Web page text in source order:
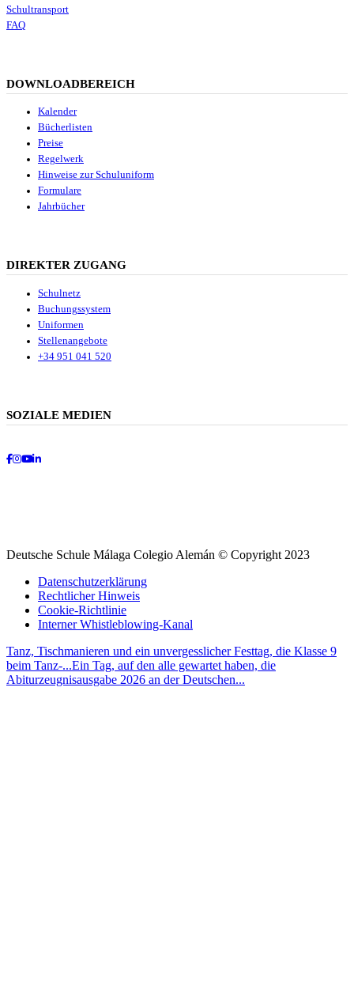
Schultransport
FAQ
DOWNLOADBEREICH
Kalender
Bücherlisten
Preise
Regelwerk
Hinweise zur Schuluniform
Formulare
Jahrbücher
DIREKTER ZUGANG
Schulnetz
Buchungssystem
Uniformen
Stellenangebote
+34 951 041 520
SOZIALE MEDIEN
Deutsche Schule Málaga Colegio Alemán © Copyright 2023
Datenschutzerklärung
Rechtlicher Hinweis
Cookie-Richtlinie
Interner Whistleblowing-Kanal
Tanz, Tischmanieren und ein unvergesslicher Festtag, die Klasse 9
beim Tanz-...Ein Tag, auf den alle gewartet haben, die
Abiturzeugnisausgabe 2026 an der Deutschen...